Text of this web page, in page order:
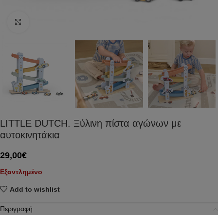
LITTLE DUTCH. Ξύλινη πίστα αγώνων με
αυτοκινητάκια
29,00€
Εξαντλημένο
Add to wishlist
Περιγραφή